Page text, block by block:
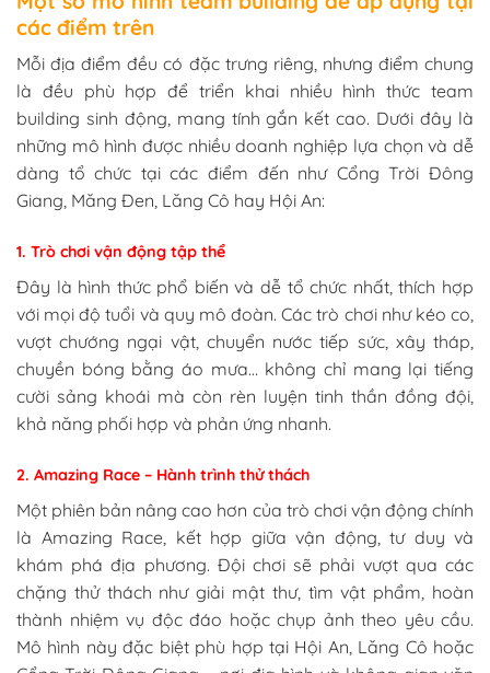
các điểm trên
Mỗi địa điểm đều có đặc trưng riêng, nhưng điểm chung
là đều phù hợp để triển khai nhiều hình thức team
building sinh động, mang tính gắn kết cao. Dưới đây là
những mô hình được nhiều doanh nghiệp lựa chọn và dễ
dàng tổ chức tại các điểm đến như Cổng Trời Đông
Giang, Măng Đen, Lăng Cô hay Hội An:
1. Trò chơi vận động tập thể
Đây là hình thức phổ biến và dễ tổ chức nhất, thích hợp
với mọi độ tuổi và quy mô đoàn. Các trò chơi như kéo co,
vượt chướng ngại vật, chuyển nước tiếp sức, xây tháp,
chuyền bóng bằng áo mưa… không chỉ mang lại tiếng
cười sảng khoái mà còn rèn luyện tinh thần đồng đội,
khả năng phối hợp và phản ứng nhanh.
2. Amazing Race – Hành trình thử thách
Một phiên bản nâng cao hơn của trò chơi vận động chính
là Amazing Race, kết hợp giữa vận động, tư duy và
khám phá địa phương. Đội chơi sẽ phải vượt qua các
chặng thử thách như giải mật thư, tìm vật phẩm, hoàn
thành nhiệm vụ độc đáo hoặc chụp ảnh theo yêu cầu.
Mô hình này đặc biệt phù hợp tại Hội An, Lăng Cô hoặc